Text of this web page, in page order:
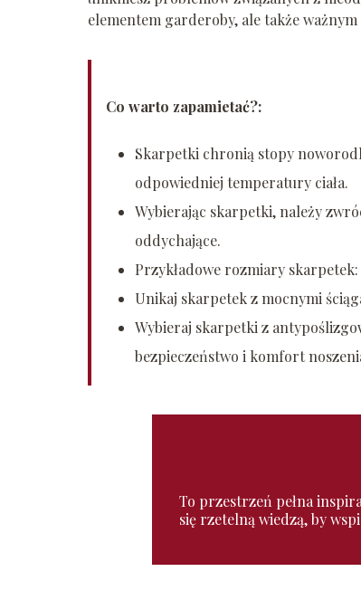
elementem garderoby, ale także
Co warto zapamietać?:
Skarpetki chronią stopy
odpowiedniej temperatury ciała.
Wybierając skarpetki, należy
oddychające.
Przykładowe rozmiary skarpetek:
Unikaj skarpetek z mocnymi
Wybieraj skarpetki z
bezpieczeństwo i komfort
To przestrzeń pełna
się rzetelną wiedzą, by